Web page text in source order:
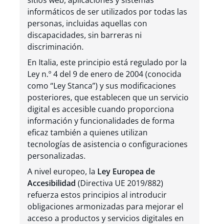
informáticos de ser utilizados por todas las
personas, incluidas aquellas con
discapacidades, sin barreras ni
discriminación.
En Italia, este principio está regulado por la
Ley n.º 4 del 9 de enero de 2004 (conocida
como “Ley Stanca”) y sus modificaciones
posteriores, que establecen que un servicio
digital es accesible cuando proporciona
información y funcionalidades de forma
eficaz también a quienes utilizan
tecnologías de asistencia o configuraciones
personalizadas.
A nivel europeo, la Ley Europea de
Accesibilidad (Directiva UE 2019/882)
refuerza estos principios al introducir
obligaciones armonizadas para mejorar el
acceso a productos y servicios digitales en